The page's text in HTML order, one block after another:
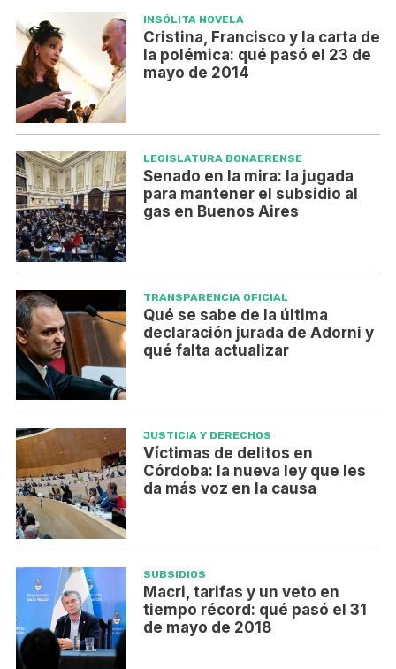
INSÓLITA NOVELA
Cristina, Francisco y la carta de
la polémica: qué pasó el 23 de
mayo de 2014
LEGISLATURA BONAERENSE
Senado en la mira: la jugada
para mantener el subsidio al
gas en Buenos Aires
TRANSPARENCIA OFICIAL
Qué se sabe de la última
declaración jurada de Adorni y
qué falta actualizar
JUSTICIA Y DERECHOS
Víctimas de delitos en
Córdoba: la nueva ley que les
da más voz en la causa
SUBSIDIOS
Macri, tarifas y un veto en
tiempo récord: qué pasó el 31
de mayo de 2018